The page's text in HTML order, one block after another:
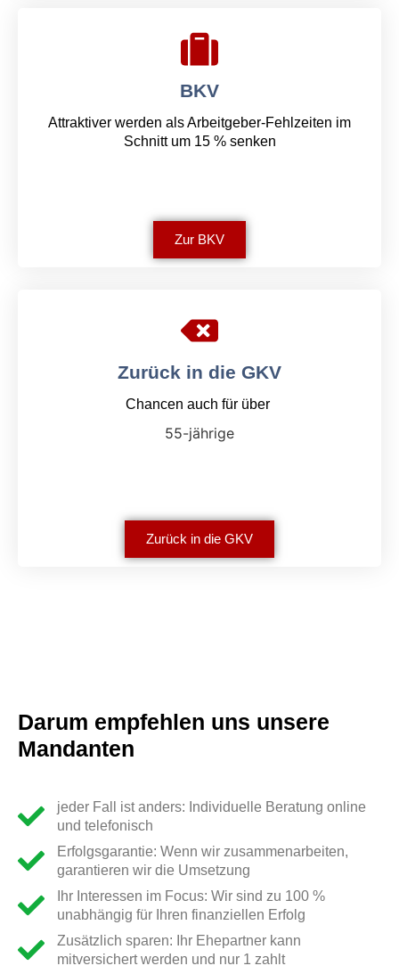
BKV
Attraktiver werden als Arbeitgeber-Fehlzeiten im
Schnitt um 15 % senken
Zur BKV
Zurück in die GKV
Chancen auch für über
55-jährige
Zurück in die GKV
Darum empfehlen uns unsere
Mandanten
jeder Fall ist anders: Individuelle Beratung online
und telefonisch
Erfolgsgarantie: Wenn wir zusammenarbeiten,
garantieren wir die Umsetzung
Ihr Interessen im Focus: Wir sind zu 100 %
unabhängig für Ihren finanziellen Erfolg
Zusätzlich sparen: Ihr Ehepartner kann
mitversichert werden und nur 1 zahlt